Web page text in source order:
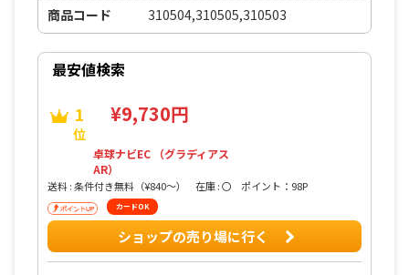
商品コード 310504,310505,310503
最安値検索
1
位
¥9,730円
卓球ナビEC （グラディアス
AR）
送料 : 条件付き無料（¥840〜） 在庫 : 〇 ポイント：98P
カードOK
ショップの売り場に行く